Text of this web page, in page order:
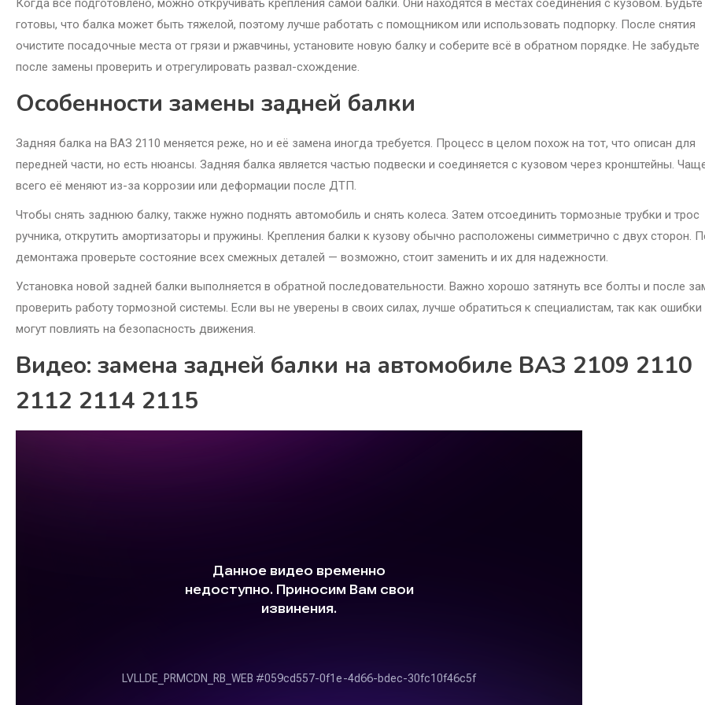
Когда всё подготовлено, можно откручивать крепления самой балки. Они находятся в местах соединения с кузовом. Будьте
готовы, что балка может быть тяжелой, поэтому лучше работать с помощником или использовать подпорку. После снятия
очистите посадочные места от грязи и ржавчины, установите новую балку и соберите всё в обратном порядке. Не забудьте
после замены проверить и отрегулировать развал-схождение.
Особенности замены задней балки
Задняя балка на ВАЗ 2110 меняется реже, но и её замена иногда требуется. Процесс в целом похож на тот, что описан для
передней части, но есть нюансы. Задняя балка является частью подвески и соединяется с кузовом через кронштейны.
всего её меняют из-за коррозии или деформации после ДТП.
Чтобы снять заднюю балку, также нужно поднять автомобиль и снять колеса. Затем отсоединить тормозные трубки и трос
ручника, открутить амортизаторы и пружины. Крепления балки к кузову обычно расположены симметрично с двух сторон.
демонтажа проверьте состояние всех смежных деталей — возможно, стоит заменить и их для надежности.
Установка новой задней балки выполняется в обратной последовательности. Важно хорошо затянуть все болты и после
проверить работу тормозной системы. Если вы не уверены в своих силах, лучше обратиться к специалистам, так как ошибки
могут повлиять на безопасность движения.
Видео: замена задней балки на автомобиле ВАЗ 2109 2110
2112 2114 2115